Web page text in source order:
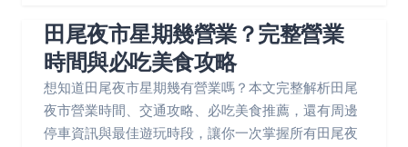
田尾夜市星期幾營業？完整營業
時間與必吃美食攻略
想知道田尾夜市星期幾有營業嗎？本文完整解析田尾
夜市營業時間、交通攻略、必吃美食推薦，還有周邊
停車資訊與最佳遊玩時段，讓你一次掌握所有田尾夜